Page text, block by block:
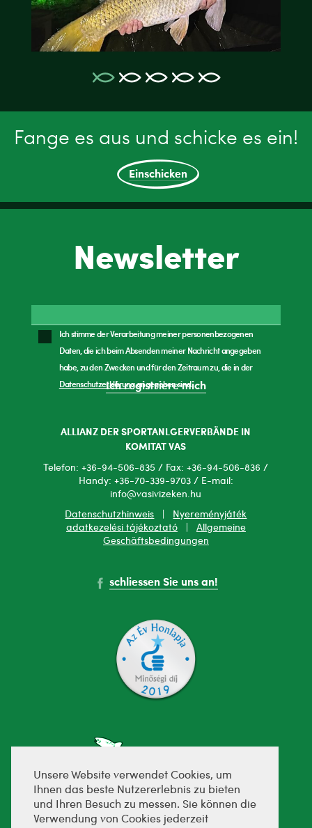
Unsere Website verwendet Cookies, um
Ihnen das beste Nutzererlebnis zu bieten
und Ihren Besuch zu messen. Sie können die
Verwendung von Cookies jederzeit
Fange es aus und schicke es ein!
Einschicken
Newsletter
Ich stimme der Verarbeitung meiner personenbezogenen
Daten, die ich beim Absenden meiner Nachricht angegeben
habe, zu den Zwecken und für den Zeitraum zu, die in der
Datenschutzerklärungangegeben sind.
Ich registriere mich
ALLIANZ DER SPORTANLGERVERBÄNDE IN
KOMITAT VAS
Telefon: +36-94-506-835 / Fax: +36-94-506-836 /
Handy: +36-70-339-9703 / E-mail:
info@vasivizeken.hu
Datenschutzhinweis
Nyereményjáték
adatkezelési tájékoztató| Allgemeine
Geschäftsbedingungen
schliessen Sie uns an!
fejlesztette: